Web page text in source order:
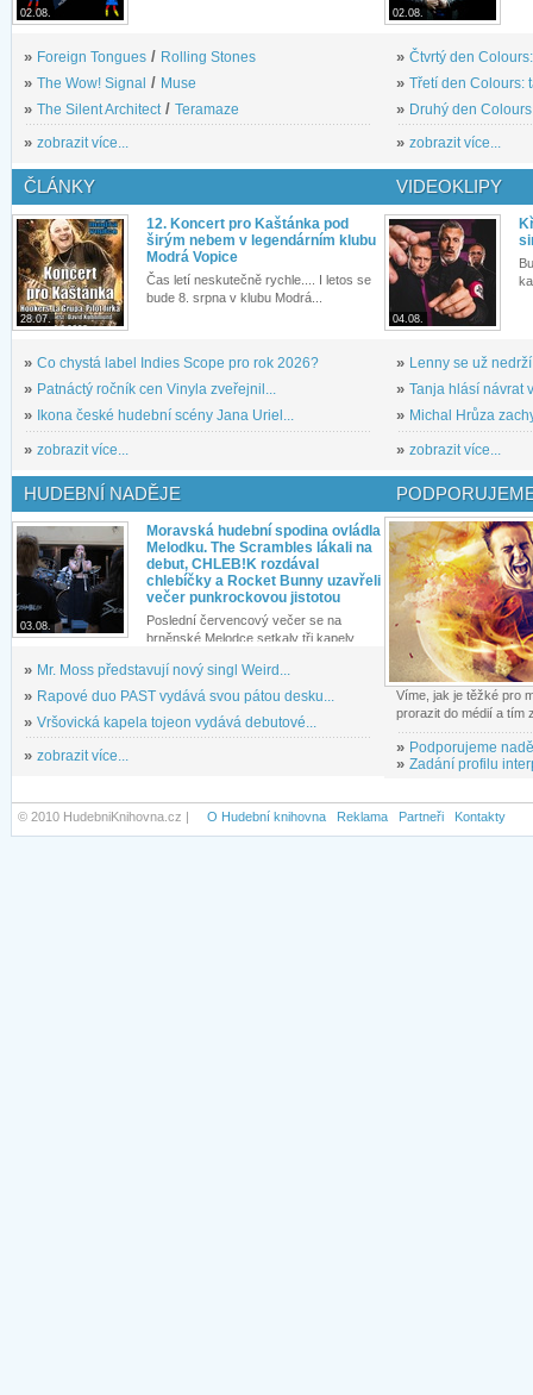
02.08.
» Foreign Tongues / Rolling Stones
» The Wow! Signal / Muse
» The Silent Architect/ Teramaze
» zobrazit více...
02.08.
» Čtvrtý den
» Třetí den Colours:
» Druhý den
» zobrazit více...
ČLÁNKY
28.07.
12. Koncert pro Kaštánka pod
širým nebem v legendárním klubu
Modrá Vopice
Čas letí neskutečně rychle.... I letos se
bude 8. srpna v klubu Modrá...
» Co chystá label Indies Scope pro rok 2026?
» Patnáctý ročník cen Vinyla zveřejnil...
»
Ikona české hudební scény Jana Uriel...
» zobrazit více...
VIDEOKLIPY
04.08.
» Lenny se už
» Tanja hlásí návrat
» Michal Hrůza
» zobrazit více...
HUDEBNÍ NADĚJE
03.08.
Moravská hudební spodina ovládla
Melodku. The Scrambles lákali na
debut, CHLEB!K rozdával
chlebíčky a Rocket Bunny uzavřeli
večer punkrockovou jistotou
Poslední červencový večer se na
brněnské Melodce setkaly tři kapely...
» Mr. Moss představují nový singl Weird...
» Rapové duo PAST vydává svou pátou desku...
» Vršovická kapela tojeon vydává debutové...
» zobrazit více...
Víme, jak je těžké pro
prorazit do médií a tím
» Podporujeme
» Zadání profilu
© 2010 HudebniKnihovna.cz | O Hudební knihovna Reklama Partneři Kontakty